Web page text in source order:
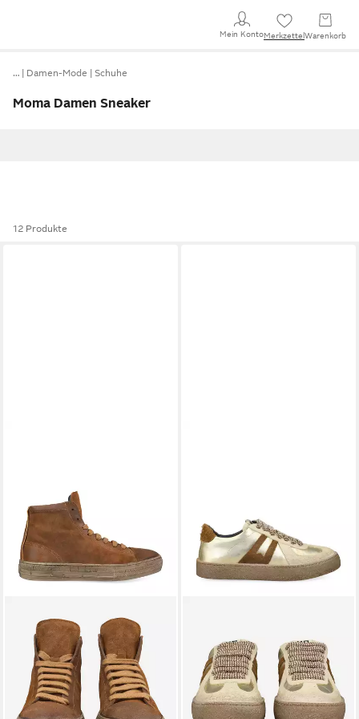
Mein KontoMerkzettel Warenkorb
… Damen-Mode Schuhe
Moma Damen Sneaker
12 Produkte